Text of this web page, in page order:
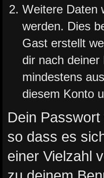
Weitere Daten
werden. Dies
Gast erstellt
dir nach
mindestens
diesem Konto
Dein
so dass es
einer Vielzahl